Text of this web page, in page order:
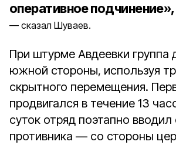
оперативное подчинение»,
сказал Шуваев.
При штурме Авдеевки группа
южной стороны, используя
скрытного перемещения.
продвигался в течение 13
суток отряд поэтапно
противника — со стороны